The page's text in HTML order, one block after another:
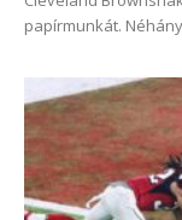
papírmunkát.